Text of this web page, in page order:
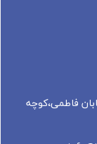
فاطمی،کوچه